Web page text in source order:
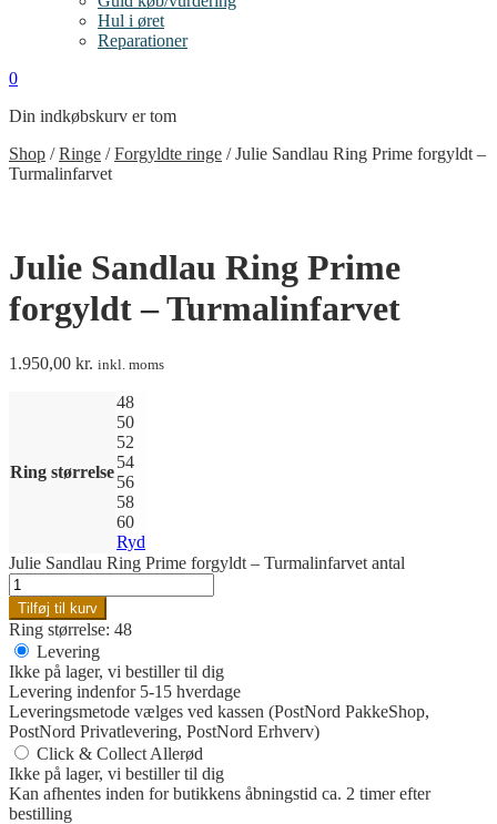
Hul i øret
Reparationer
0
Din indkøbskurv er tom
Shop /Ringe /Forgyldte ringe /Julie Sandlau Ring Prime forgyldt –
Turmalinfarvet
Julie Sandlau Ring Prime
forgyldt – Turmalinfarvet
1.950,00 kr. inkl. moms
Ring størrelse
48
50
52
54
56
58
60
Ryd
Julie Sandlau Ring Prime forgyldt – Turmalinfarvet antal
Tilføj til kurv
Ring størrelse: 48
Levering
Ikke på lager, vi bestiller til dig
Levering indenfor 5-15 hverdage
Leveringsmetode vælges ved kassen (PostNord PakkeShop,
PostNord Privatlevering, PostNord Erhverv)
Click & Collect Allerød
Ikke på lager, vi bestiller til dig
Kan afhentes inden for butikkens åbningstid ca. 2 timer efter
bestilling